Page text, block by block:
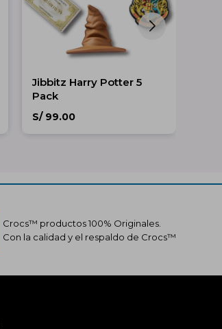
Jibbitz Harry Potter 5
Pack
S/ 99.00
Crocs™ productos 100% Originales.
Con la calidad y el respaldo de Crocs™